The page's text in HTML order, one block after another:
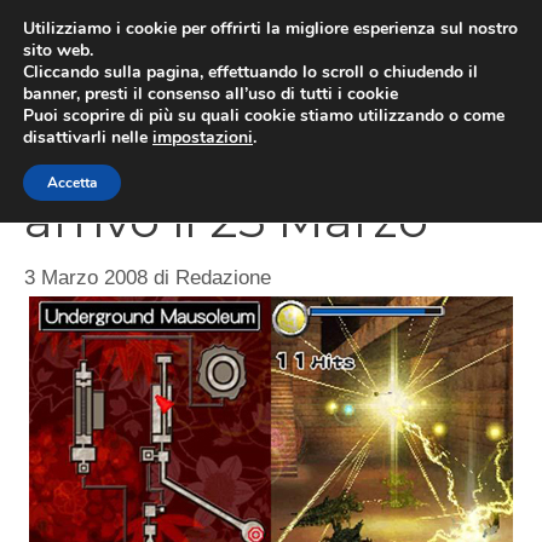
contenuto
Ninja Gaiden DS in
arrivo il 25 Marzo
3 Marzo 2008 di Redazione
Utilizziamo i cookie per offrirti la migliore esperienza sul nostro
sito web.
Cliccando sulla pagina, effettuando lo scroll o chiudendo il
banner, presti il consenso all’uso di tutti i cookie
Puoi scoprire di più su quali cookie stiamo utilizzando o come
disattivarli nelle impostazioni.
Accetta